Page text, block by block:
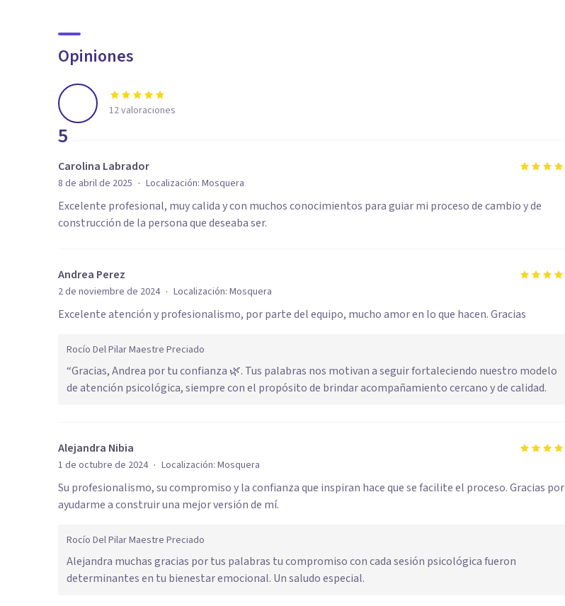
Opiniones
5
12valoraciones
Carolina Labrador
8 de abril de 2025 · Localización: Mosquera
Excelente profesional, muy calida y con muchos conocimientos para guiar mi proceso de cambio y de
construcción de la persona que deseaba ser.
Andrea Perez
2 de noviembre de 2024 · Localización: Mosquera
Excelente atención y profesionalismo, por parte del equipo, mucho amor en lo que hacen. Gracias
Rocío Del Pilar Maestre Preciado
“Gracias, Andrea por tu confianza 🌿. Tus palabras nos motivan a seguir fortaleciendo nuestro modelo
de atención psicológica, siempre con el propósito de brindar acompañamiento cercano y de calidad.
Alejandra Nibia
1 de octubre de 2024 · Localización: Mosquera
Su profesionalismo, su compromiso y la confianza que inspiran hace que se facilite el proceso. Gracias por
ayudarme a construir una mejor versión de mí.
Rocío Del Pilar Maestre Preciado
Alejandra muchas gracias por tus palabras tu compromiso con cada sesión psicológica fueron
determinantes en tu bienestar emocional. Un saludo especial.